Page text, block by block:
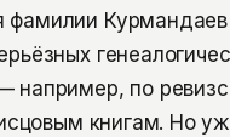
фамилии
например, по
книгам. Но